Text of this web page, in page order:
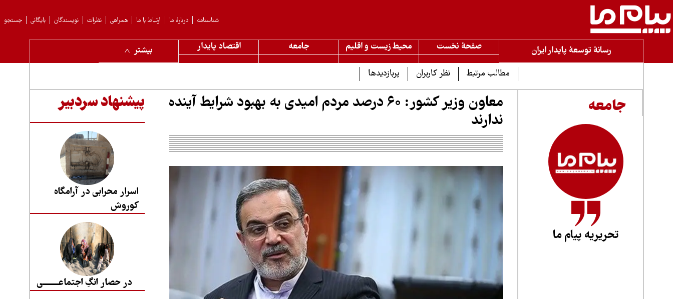
جستجو بایگانی نویسندگان نظرات همراهی ارتباط با ما دربارهٔ ما شناسنامه
رسانۀ توسعۀ پایدار ایران صفحۀ نخست محیط زیست و اقلیم جامعه اقتصاد پایدار
بیشتر
مطالب مرتبط
نظر کاربران پربازدیدها
جامعه
تحریریه پیام ما
معاون وزیر کشور: ۶۰ درصد مردم امیدی به بهبود شرایط آینده
ندارند
پیشنهاد سردبیر
اسرار محرابی در آرامگاه
کوروش
در حصار انگِ اجتماعــــــــی